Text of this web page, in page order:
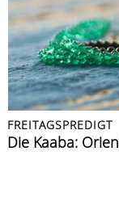
FREITAGSPREDIGT
Islamische Kultur
FREITAGSPREDIGT
Die Kaaba:
PRESSEMITTEILUNG
Islamische
FREITAGSPREDIGT
Azan: der Ruf
FREITAGSPREDIGT
Muslime im